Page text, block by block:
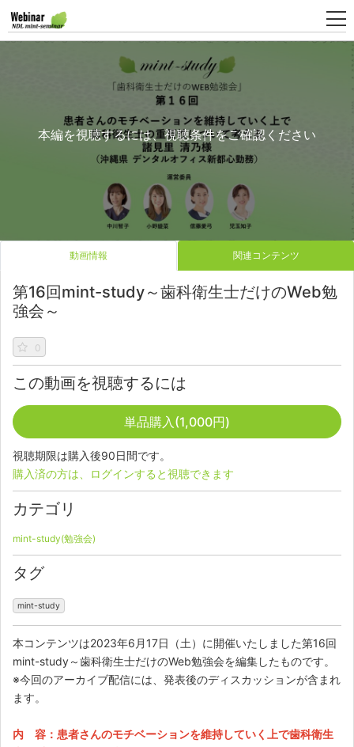
本編を視聴するには、視聴条件をご確認ください
動画情報 関連コンテンツ
第16回mint-study～歯科衛生士だけのWeb勉
強会～
0
この動画を視聴するには
単品購入(1,000円)
視聴期限は購入後90日間です。
購入済の方は、ログインすると視聴できます
カテゴリ
mint-study(勉強会)
タグ
mint-study
本コンテンツは2023年6月17日（土）に開催いたしました第16回
mint-study～歯科衛生士だけのWeb勉強会を編集したものです。
※今回のアーカイブ配信には、発表後のディスカッションが含まれ
ます。
内 容：患者さんのモチベーションを維持していく上で歯科衛生